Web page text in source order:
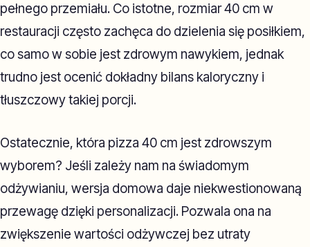
pełnego przemiału. Co istotne, rozmiar 40 cm w
restauracji często zachęca do dzielenia się posiłkiem,
co samo w sobie jest zdrowym nawykiem, jednak
trudno jest ocenić dokładny bilans kaloryczny i
tłuszczowy takiej porcji.
Ostatecznie, która pizza 40 cm jest zdrowszym
wyborem? Jeśli zależy nam na świadomym
odżywianiu, wersja domowa daje niekwestionowaną
przewagę dzięki personalizacji. Pozwala ona na
zwiększenie wartości odżywczej bez utraty